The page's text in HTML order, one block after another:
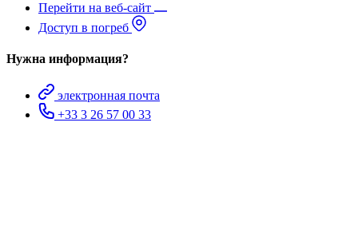
Перейти на веб-сайт
Доступ в погреб
Нужна информация?
электронная почта
+33 3 26 57 00 33